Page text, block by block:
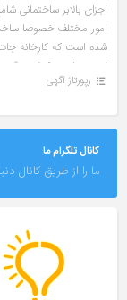
اجزای بالابر ساختمانی
امور مختلف خصوصا ساخت
شده است که کارخانه جات
اهمیت است کیفیت
بهترین کارایی را از خود
رپورتاژ آگهی
کانال تلگرام ما
ما را از طریق کانال